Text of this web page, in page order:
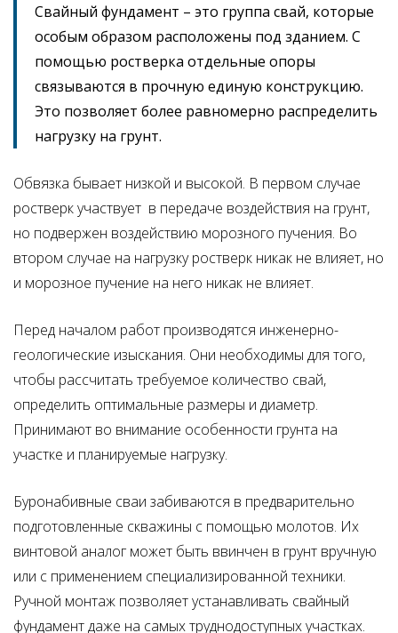
Свайный фундамент – это группа свай, которые
особым образом расположены под зданием. С
помощью ростверка отдельные опоры
связываются в прочную единую конструкцию.
Это позволяет более равномерно распределить
нагрузку на грунт.
Обвязка бывает низкой и высокой. В первом случае
ростверк участвует в передаче воздействия на грунт,
но подвержен воздействию морозного пучения. Во
втором случае на нагрузку ростверк никак не влияет, но
и морозное пучение на него никак не влияет.
Перед началом работ производятся инженерно-
геологические изыскания. Они необходимы для того,
чтобы рассчитать требуемое количество свай,
определить оптимальные размеры и диаметр.
Принимают во внимание особенности грунта на
участке и планируемые нагрузку.
Буронабивные сваи забиваются в предварительно
подготовленные скважины с помощью молотов. Их
винтовой аналог может быть ввинчен в грунт вручную
или с применением специализированной техники.
Ручной монтаж позволяет устанавливать свайный
фундамент даже на самых труднодоступных участках.